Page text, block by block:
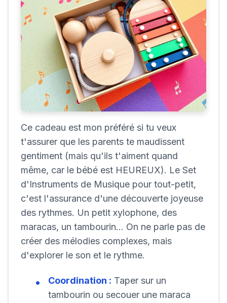
Ce cadeau est mon préféré si tu veux
t'assurer que les parents te maudissent
gentiment (mais qu'ils t'aiment quand
même, car le bébé est HEUREUX). Le Set
d'Instruments de Musique pour tout-petit,
c'est l'assurance d'une découverte joyeuse
des rythmes. Un petit xylophone, des
maracas, un tambourin... On ne parle pas de
créer des mélodies complexes, mais
d'explorer le son et le rythme.
Coordination : Taper sur un
tambourin ou secouer une maraca